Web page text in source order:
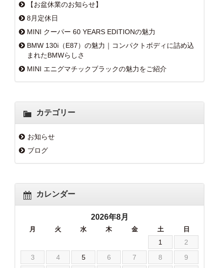
【お盆休業のお知らせ】
8月定休日
MINI クーパー 60 YEARS EDITIONの魅力
BMW 130i（E87）の魅力｜コンパクトボディに詰め込
まれたBMWらしさ
MINI エニグマチックブラックの魅力をご紹介
カテゴリー
お知らせ
ブログ
カレンダー
2026年8月
月 火 水 木 金 土 日
1
2
3
4 5 6 7 8
9